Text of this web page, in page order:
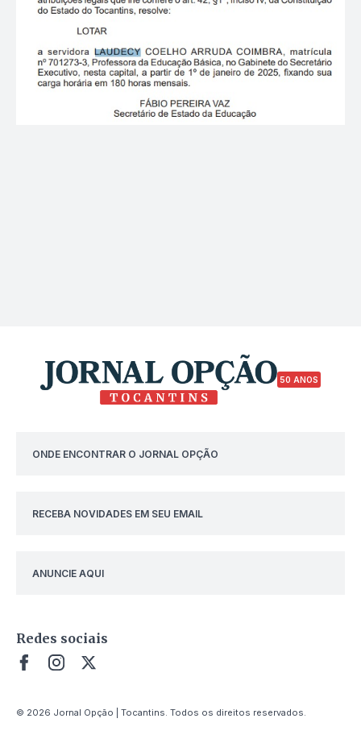
50 ANOS
ONDE ENCONTRAR O JORNAL OPÇÃO
RECEBA NOVIDADES EM SEU EMAIL
ANUNCIE AQUI
Redes sociais
© 2026 Jornal Opção | Tocantins. Todos os direitos reservados.